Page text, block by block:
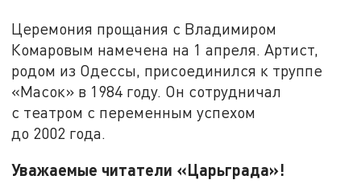
Церемония прощания с Владимиром
Комаровым намечена на 1 апреля. Артист,
родом из Одессы, присоединился к труппе
«Масок» в 1984 году. Он сотрудничал
с театром с переменным успехом
до 2002 года.
Уважаемые читатели «Царьграда»!